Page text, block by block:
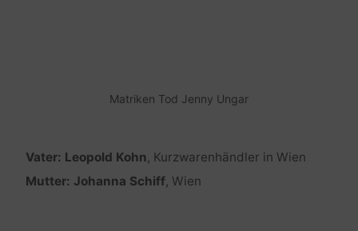
Matriken Tod Jenny Ungar
Vater: Leopold Kohn, Kurzwarenhändler in Wien
Mutter: Johanna Schiff, Wien